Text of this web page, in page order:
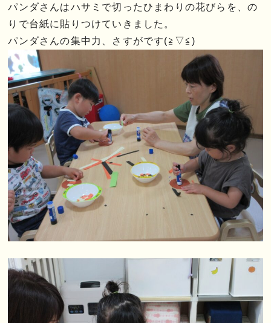
パンダさんはハサミで切ったひまわりの花びらを、の
りで台紙に貼りつけていきました。
パンダさんの集中力、さすがです(≧▽≦)